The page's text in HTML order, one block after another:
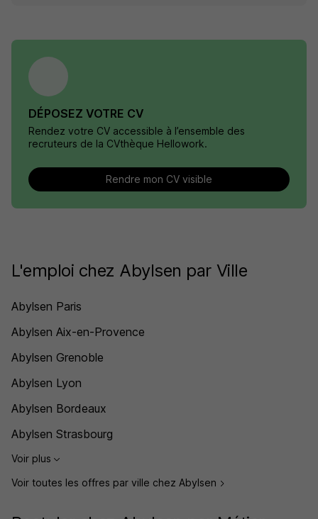
DÉPOSEZ VOTRE CV
Rendez votre CV accessible à l’ensemble des
recruteurs de la CVthèque Hellowork.
Rendre mon CV visible
L'emploi chez Abylsen par Ville
Abylsen Paris
Abylsen Aix-en-Provence
Abylsen Grenoble
Abylsen Lyon
Abylsen Bordeaux
Abylsen Strasbourg
Voir plus
Voir toutes les offres par ville chez Abylsen